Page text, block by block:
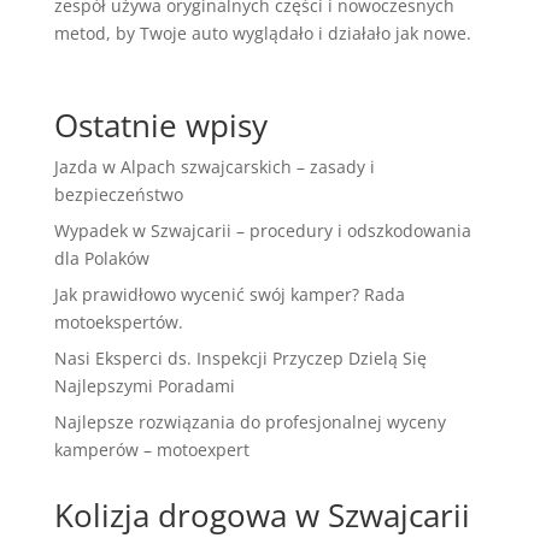
zespół używa oryginalnych części i nowoczesnych
metod, by Twoje auto wyglądało i działało jak nowe.
Ostatnie wpisy
Jazda w Alpach szwajcarskich – zasady i
bezpieczeństwo
Wypadek w Szwajcarii – procedury i odszkodowania
dla Polaków
Jak prawidłowo wycenić swój kamper? Rada
motoekspertów.
Nasi Eksperci ds. Inspekcji Przyczep Dzielą Się
Najlepszymi Poradami
Najlepsze rozwiązania do profesjonalnej wyceny
kamperów – motoexpert
Kolizja drogowa w Szwajcarii